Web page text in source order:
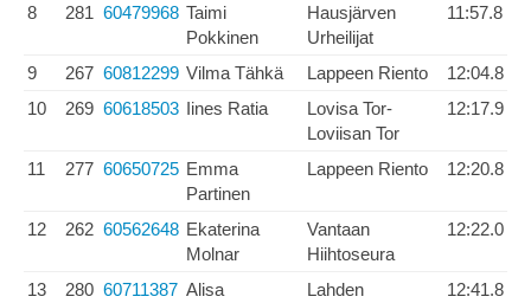
8 281 60479968 Taimi
Pokkinen
Hausjärven
Urheilijat
11:57.8
9 267 60812299 Vilma Tähkä Lappeen Riento
12:04.8
10
269 60618503 Iines Ratia
Lovisa Tor-
Loviisan Tor
12:17.9
11 277 60650725 Emma
Partinen
Lappeen Riento 12:20.8
12 262 60562648 Ekaterina
Molnar
Vantaan
Hiihtoseura
12:22.0
13 280 60711387 Alisa
Lahden
12:41.8